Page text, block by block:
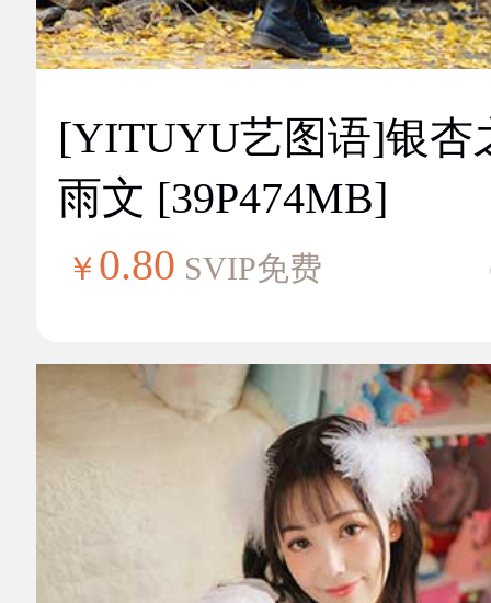
[YITUYU艺图语]银杏
雨文 [39P474MB]
￥ 0.80 SVIP免费